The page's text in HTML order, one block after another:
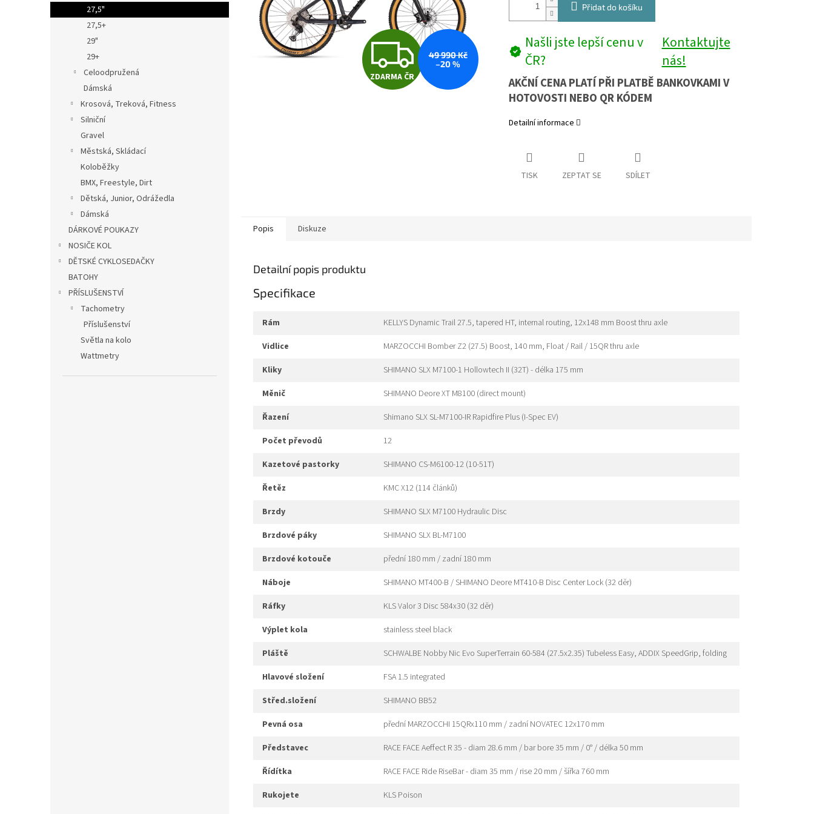
n
e
27,5"
27,5+
29"
29+
Celoodpružená
Dámská
Krosová, Treková, Fitness
Silniční
Gravel
Městská, Skládací
Koloběžky
BMX, Freestyle, Dirt
Dětská, Junior, Odrážedla
Dámská
DÁRKOVÉ POUKAZY
NOSIČE KOL
DĚTSKÉ CYKLOSEDAČKY
BATOHY
PŘÍSLUŠENSTVÍ
Tachometry
Příslušenství
Světla na kolo
Wattmetry
Z
D
ZDARMA ČR
49 990 Kč
–20 %
Přidat do košíku
Našli jste lepší cenu v
ČR?
Kontaktujte
nás!
AKČNÍ CENA PLATÍ PŘI PLATBĚ BANKOVKAMI V
HOTOVOSTI NEBO QR KÓDEM
Detailní informace
TISK ZEPTAT SE SDÍLET
Popis Diskuze
Detailní popis produktu
Specifikace
rám
KELLYS Dynamic Trail 27.5, tapered HT, internal routing, 12x148 mm Boost thru axle
vidlice
MARZOCCHI Bomber Z2 (27.5) Boost, 140 mm, Float / Rail / 15QR thru axle
kliky
SHIMANO SLX M7100-1 Hollowtech II (32T) - délka 175 mm
měnič
SHIMANO Deore XT M8100 (direct mount)
řazení
Shimano SLX SL-M7100-IR Rapidfire Plus (I-Spec EV)
počet převodů
12
kazetové pastorky
SHIMANO CS-M6100-12 (10-51T)
řetěz
KMC X12 (114 článků)
brzdy
SHIMANO SLX M7100 Hydraulic Disc
brzdové páky
SHIMANO SLX BL-M7100
brzdové kotouče
přední 180 mm / zadní 180 mm
náboje
SHIMANO MT400-B / SHIMANO Deore MT410-B Disc Center Lock (32 děr)
ráfky
KLS Valor 3 Disc 584x30 (32 děr)
výplet kola
stainless steel black
pláště
SCHWALBE Nobby Nic Evo SuperTerrain 60-584 (27.5x2.35) Tubeless Easy, ADDIX SpeedGrip, folding
hlavové složení
FSA 1.5 integrated
střed.složení
SHIMANO BB52
pevná osa
přední MARZOCCHI 15QRx110 mm / zadní NOVATEC 12x170 mm
představec
RACE FACE Aeffect R 35 - diam 28.6 mm / bar bore 35 mm / 0° / délka 50 mm
řídítka
RACE FACE Ride RiseBar - diam 35 mm / rise 20 mm / šířka 760 mm
rukojete
KLS Poison